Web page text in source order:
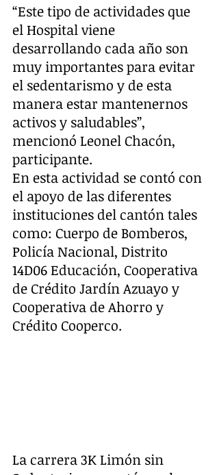
“Este tipo de actividades que
el Hospital viene
desarrollando cada año son
muy importantes para evitar
el sedentarismo y de esta
manera estar mantenernos
activos y saludables”,
mencionó Leonel Chacón,
participante.
En esta actividad se contó con
el apoyo de las diferentes
instituciones del cantón tales
como: Cuerpo de Bomberos,
Policía Nacional, Distrito
14D06 Educación, Cooperativa
de Crédito Jardín Azuayo y
Cooperativa de Ahorro y
Crédito Cooperco.
La carrera 3K Limón sin